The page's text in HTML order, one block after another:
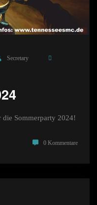
Secretary
Sommerparty 2024!
0 Kommentare